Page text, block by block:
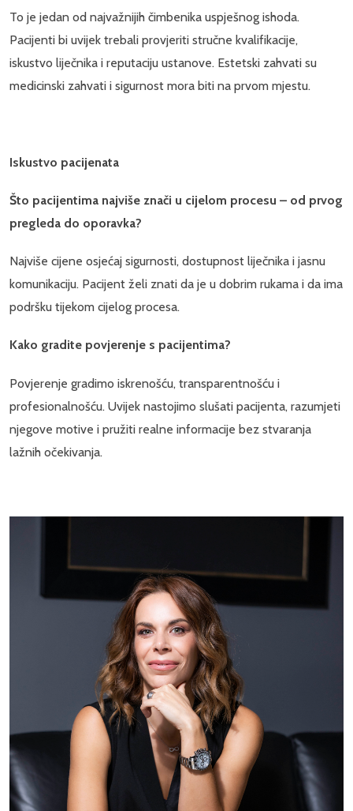
To je jedan od najvažnijih čimbenika uspješnog ishoda.
Pacijenti bi uvijek trebali provjeriti stručne kvalifikacije,
iskustvo liječnika i reputaciju ustanove. Estetski zahvati su
medicinski zahvati i sigurnost mora biti na prvom mjestu.
Iskustvo pacijenata
Što pacijentima najviše znači u cijelom procesu – od prvog
pregleda do oporavka?
Najviše cijene osjećaj sigurnosti, dostupnost liječnika i jasnu
komunikaciju. Pacijent želi znati da je u dobrim rukama i da ima
podršku tijekom cijelog procesa.
Kako gradite povjerenje s pacijentima?
Povjerenje gradimo iskrenošću, transparentnošću i
profesionalnošću. Uvijek nastojimo slušati pacijenta, razumjeti
njegove motive i pružiti realne informacije bez stvaranja
lažnih očekivanja.